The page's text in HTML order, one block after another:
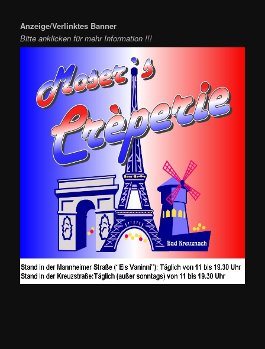
Anzeige/Verlinktes Banner
Bitte anklicken für mehr Information !!!